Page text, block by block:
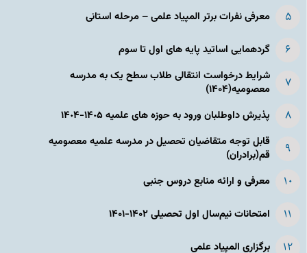
معرفی نفرات برتر المپیاد علمی – مرحله استانی
گردهمایی اساتید پایه های اول تا سوم
شرایط درخواست انتقالی طلاب سطح یک به مدرسه
معصومیه(۱۴۰۴)
پذیرش داوطلبان ورود به حوزه های علمیه ١۴٠۵-١۴٠۴
قابل توجه متقاضیان تحصیل در مدرسه علمیه معصومیه
قم(برادران)
معرفی و ارائه منابع دروس جنبی
امتحانات نیم‌سال اول تحصیلی ۱۴۰۲-۱۴۰۱
برگزاری المپیاد علمی